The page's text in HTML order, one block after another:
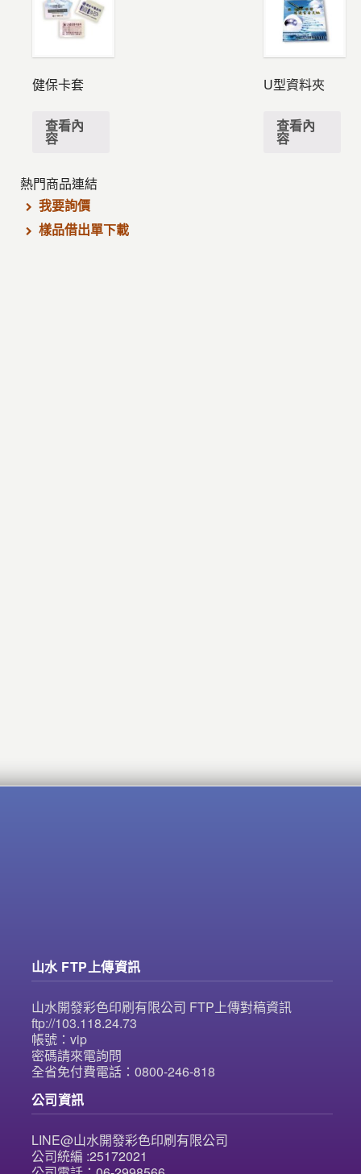
健保卡套
查看內
容
U型資料夾
查看內
容
熱門商品連結
我要詢價
樣品借出單下載
山水 FTP上傳資訊
山水開發彩色印刷有限公司 FTP上傳對稿資訊
ftp://103.118.24.73
帳號：vip
密碼請來電詢問
全省免付費電話：0800-246-818
公司資訊
LINE@山水開發彩色印刷有限公司
公司統編 :25172021